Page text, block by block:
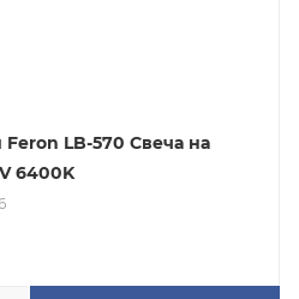
LB-570 Свеча на
6400K